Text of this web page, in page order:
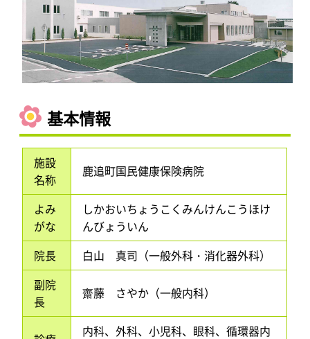
基本情報
施設
名称
鹿追町国民健康保険病院
よみ
がな
しかおいちょうこくみんけんこうほけ
んびょういん
院長
白山 真司（一般外科・消化器外科）
副院
長
齋藤 さやか（一般内科）
内科、外科、小児科、眼科、循環器内